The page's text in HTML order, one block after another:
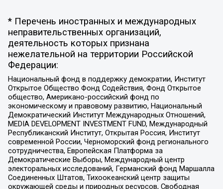
* Перечень иностранных и международных
неправительственных организаций,
деятельность которых признана
нежелательной на территории Российской
Федерации:
Национальный фонд в поддержку демократии, Институт
Открытое Общество Фонд Содействия, Фонд Открытое
общество, Американо-российский фонд по
экономическому и правовому развитию, Национальный
Демократический Институт Международных Отношений,
MEDIA DEVELOPMENT INVESTMENT FUND, Международный
Республиканский Институт, Открытая Россия, Институт
современной России, Черноморский фонд регионального
сотрудничества, Европейская Платформа за
Демократические Выборы, Международный центр
электоральных исследований, Германский фонд Маршалла
Соединенных Штатов, Тихоокеанский центр защиты
окружающей среды и природных ресурсов, Свободная